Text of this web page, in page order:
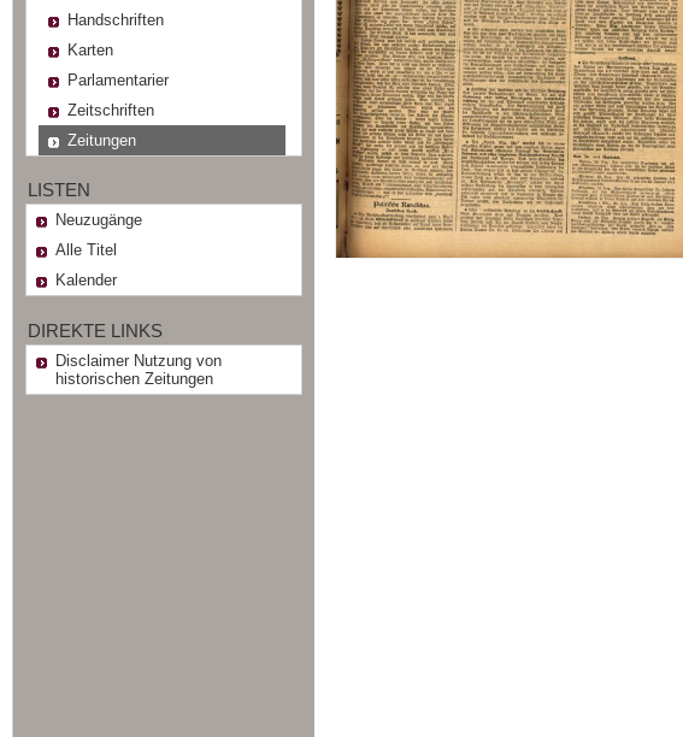
Handschriften
Karten
Parlamentarier
Zeitschriften
Zeitungen
LISTEN
Neuzugänge
Alle Titel
Kalender
DIREKTE LINKS
Disclaimer Nutzung von
historischen Zeitungen